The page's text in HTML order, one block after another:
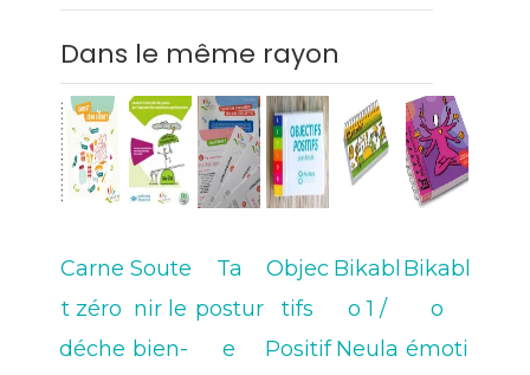
Dans le même rayon
Carne
t zéro
déche
Soute
nir le
bien-
Ta
postur
e
Objec
tifs
Positif
Bikabl
o 1 /
Neula
Bikabl
o
émoti